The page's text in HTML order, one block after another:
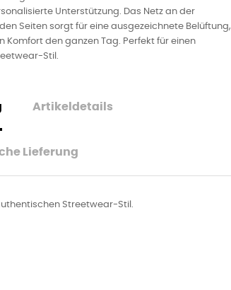
Unterstützung. Das Netz an der
Seiten sorgt für eine ausgezeichnete Belüftung,
Komfort den ganzen Tag. Perfekt für einen
Stil.
Artikeldetails
Lieferung
Streetwear-Stil.